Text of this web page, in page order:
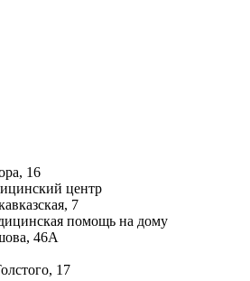
16
центр
7
помощь на дому
46А
17